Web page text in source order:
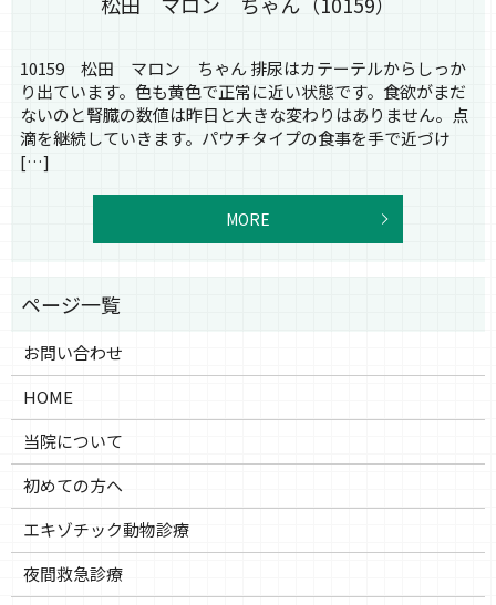
10159 松田 マロン ちゃん 排尿はカテーテルからしっか
り出ています。色も黄色で正常に近い状態です。食欲がまだ
ないのと腎臓の数値は昨日と大きな変わりはありません。点
滴を継続していきます。パウチタイプの食事を手で近づけ
[…]
MORE
お問い合わせ
HOME
当院について
初めての方へ
エキゾチック動物診療
夜間救急診療